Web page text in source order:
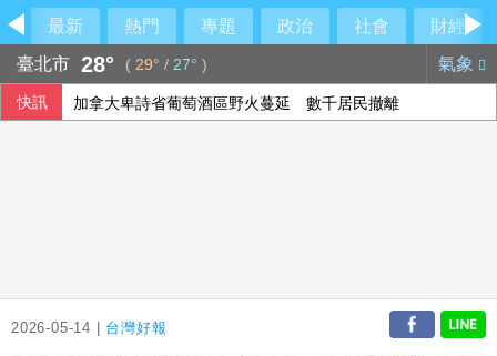
最新 熱門 專題 政治 社會
財經
臺北市 28° ( 29° / 27° ) 氣象
快訊 加拿大卑詩省葡萄酒區野火蔓延 數千居民撤離
2026-05-14 | 台灣好報